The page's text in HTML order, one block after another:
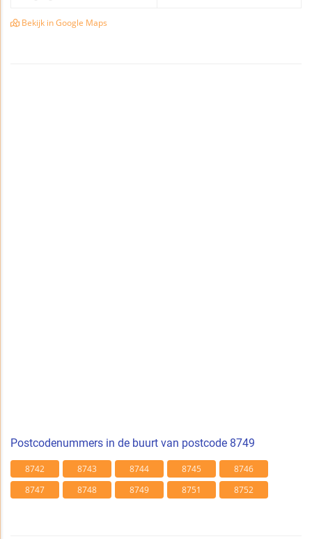
Bekijk in Google Maps
Postcodenummers in de buurt van postcode 8749
8742 8743 8744 8745
8746
8747
8748 8749 8751 8752